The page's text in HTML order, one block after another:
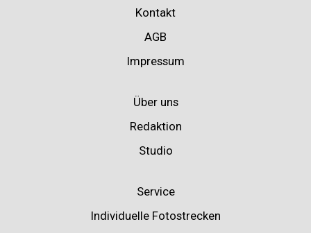
Kontakt
AGB
Impressum
Über uns
Redaktion
Studio
Service
Individuelle Fotostrecken